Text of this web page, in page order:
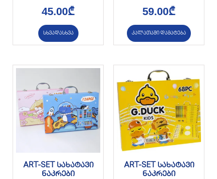
45.00₾
სხვადასხვა
59.00₾
კალათაში დამატება
ART-SET სახატავი
ნაკრები
ART-SET სახატავი
ნაკრები